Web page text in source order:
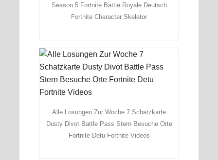
Season 5 Fortnite Battle Royale Deutsch
Fortnite Character Skeletor
Alle Losungen Zur Woche 7 Schatzkarte
Dusty Divot Battle Pass Stern Besuche Orte
Fortnite Detu Fortnite Videos